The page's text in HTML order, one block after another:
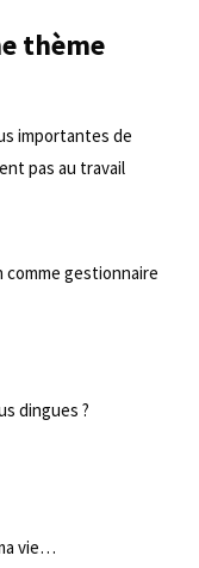
thème
importantes de
pas au travail
gestionnaire
dingues ?
vie…